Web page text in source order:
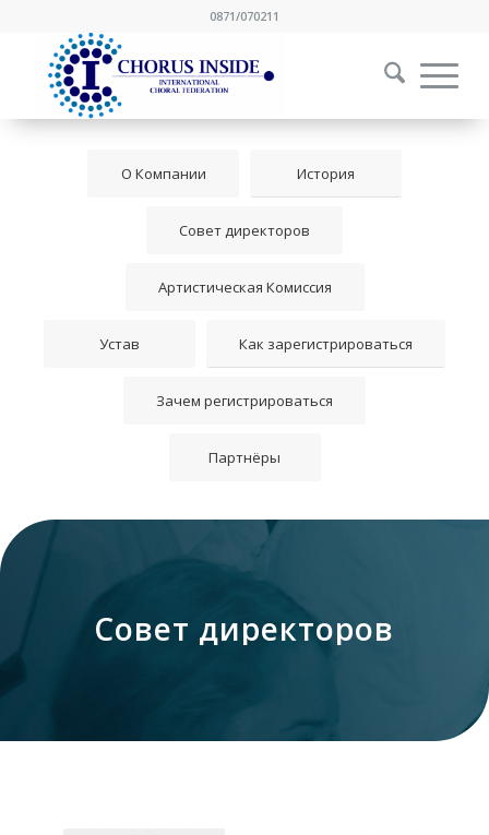
0871/070211
О Компании История
Совет директоров
Артистическая Комиссия
Устав Как зарегистрироваться
Зачем регистрироваться
Партнёры
Совет директоров